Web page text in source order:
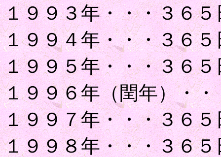
１９９３年・・・３６５
１９９４年・・・３６５
１９９５年・・・３６５
１９９６年（閏年）・
１９９７年・・・３６５
１９９８年・・・３６５